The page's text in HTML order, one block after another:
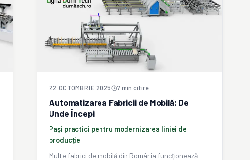
22 OCTOMBRIE 2025 7 min citire
Automatizarea Fabricii de Mobilă: De
Unde Începi
Pași practici pentru modernizarea liniei de
producție
Multe fabrici de mobilă din România funcționează